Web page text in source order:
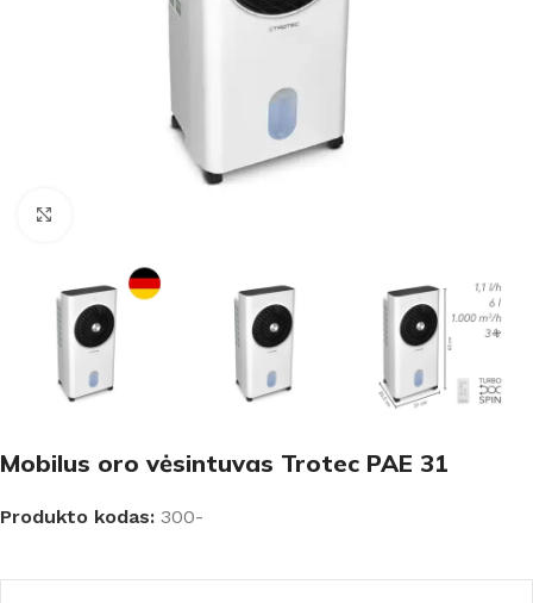
Mobilus oro vėsintuvas Trotec PAE 31
Produkto kodas: 300-